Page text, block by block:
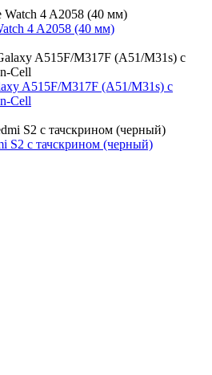
4 A2058 (40 мм)
A515F/M317F (A51/M31s) с
Cell
S2 с тачскрином (черный)